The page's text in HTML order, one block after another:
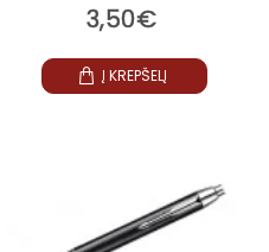
3,50€
Į KREPŠELĮ